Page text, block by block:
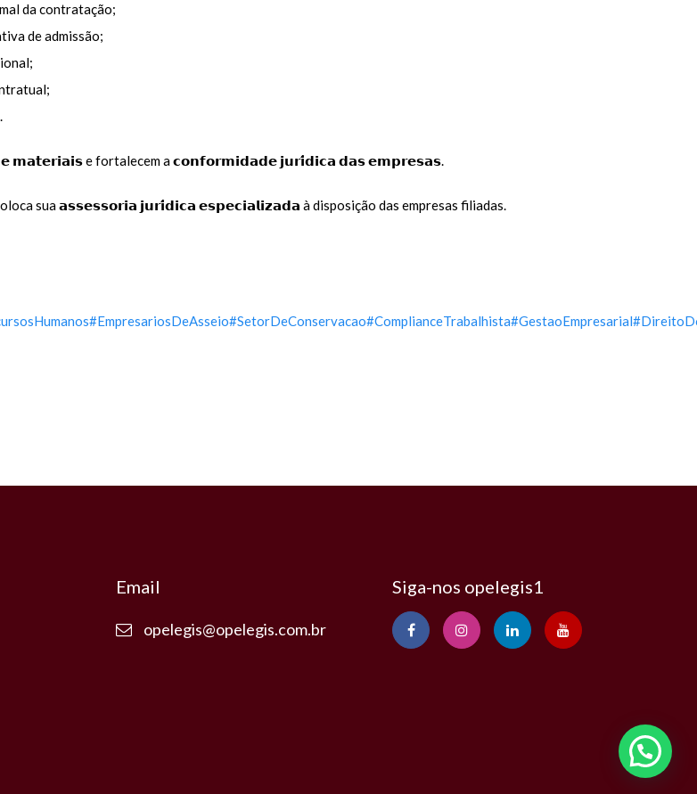
da contratação;
de admissão;
𝗺𝗮𝘁𝗲𝗿𝗶𝗮𝗶𝘀 e fortalecem a 𝗰𝗼𝗻𝗳𝗼𝗿𝗺𝗶𝗱𝗮𝗱𝗲 𝗷𝘂𝗿𝗶́𝗱𝗶𝗰𝗮 𝗱𝗮𝘀 𝗲𝗺𝗽𝗿𝗲𝘀𝗮𝘀.
sua 𝗮𝘀𝘀𝗲𝘀𝘀𝗼𝗿𝗶𝗮 𝗷𝘂𝗿𝗶́𝗱𝗶𝗰𝗮 𝗲𝘀𝗽𝗲𝗰𝗶𝗮𝗹𝗶𝘇𝗮𝗱𝗮 à disposição das empresas filiadas.
#EmpresariosDeAsseio#SetorDeConservacao#ComplianceTrabalhista#GestaoEmpresarial
Email
opelegis@opelegis.com.br
Siga-nos opelegis1